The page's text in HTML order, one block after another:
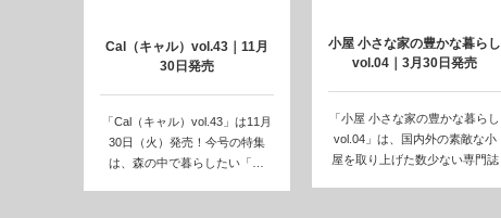
Cal（キャル）vol.43｜11月
30日発売
「Cal（キャル）vol.43」は11月
30日（火）発売！今号の特集
は、森の中で暮らしたい「…
小屋 小さな家の豊かな暮らし
vol.04｜3月30日発売
「小屋 小さな家の豊かな暮らし
vol.04」は、国内外の素敵な小
屋を取り上げた数少ない専門誌